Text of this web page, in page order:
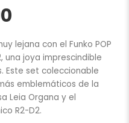
actual
es:
S/29.90.
lejana con el Funko POP
una joya imprescindible
Este set coleccionable
emblemáticos de la
Leia Organa y el
R2-D2.